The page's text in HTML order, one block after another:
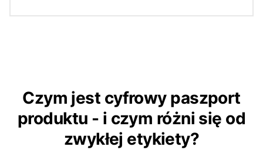
Czym jest cyfrowy paszport
produktu - i czym różni się od
zwykłej etykiety?